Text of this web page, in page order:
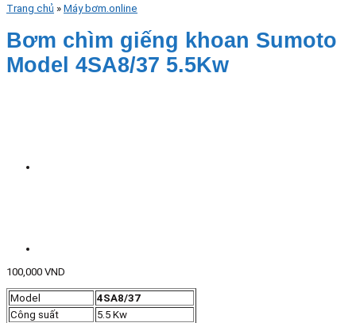
Trang chủ » Máy bơm.online
Bơm chìm giếng khoan Sumoto
Model 4SA8/37 5.5Kw
100,000 VND
Model
4SA8/37
Công suất
5.5 Kw